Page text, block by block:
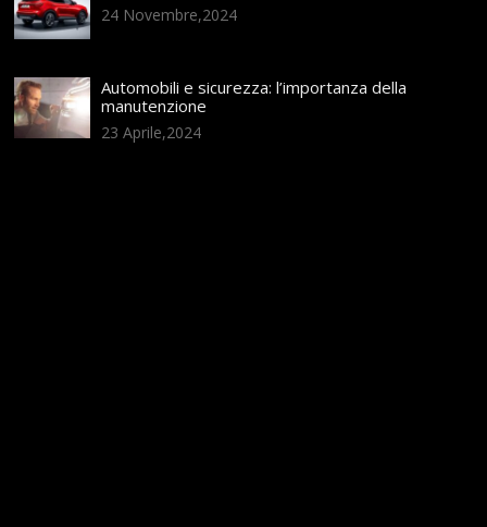
24 Novembre,2024
Automobili e sicurezza: l’importanza della
manutenzione
23 Aprile,2024